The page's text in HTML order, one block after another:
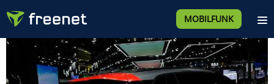
MOBILFUNK